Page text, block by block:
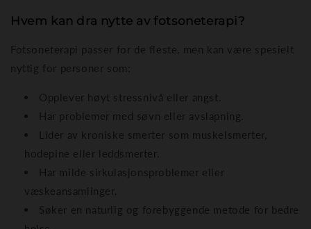
Hvem kan dra nytte av fotsoneterapi?
Fotsoneterapi passer for de fleste, men kan være spesielt
nyttig for personer som:
Opplever høyt stressnivå eller angst.
Har problemer med søvn eller avslapning.
Lider av kroniske smerter som muskelsmerter,
hodepine eller leddsmerter.
Har milde sirkulasjonsproblemer eller
væskeansamlinger.
Søker en naturlig og forebyggende metode for bedre